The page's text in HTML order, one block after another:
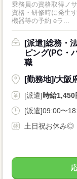
乗務員の資格取得ノ
資格・研修時に発生
機器等の予約 eラ...
[派遣]総務・
ピング(PC・
職
[勤務地]/大阪
[派遣]時給1,450
[派遣]09:00〜
土日祝お休み◎